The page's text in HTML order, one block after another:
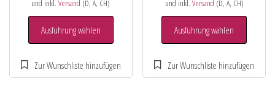
und inkl.Versand (D, A, CH)
Ausführung wählen
und inkl. Versand (D, A, CH)
Ausführung wählen